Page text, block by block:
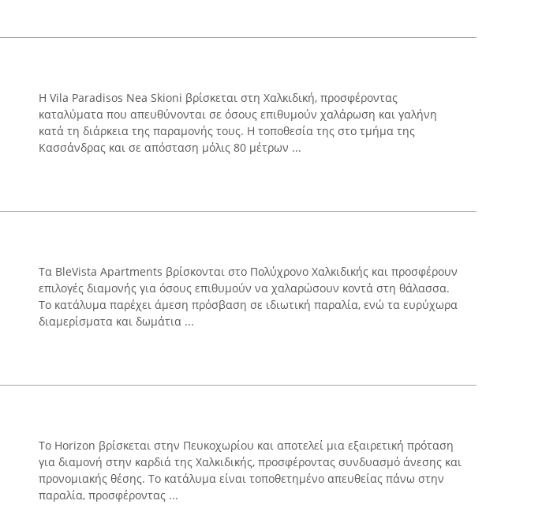
Η Vila Paradisos Nea Skioni βρίσκεται στη Χαλκιδική, προσφέροντας
καταλύματα που απευθύνονται σε όσους επιθυμούν χαλάρωση και γαλήνη
κατά τη διάρκεια της παραμονής τους. Η τοποθεσία της στο τμήμα της
Κασσάνδρας και σε απόσταση μόλις 80 μέτρων ...
Τα BleVista Apartments βρίσκονται στο Πολύχρονο Χαλκιδικής και προσφέρουν
επιλογές διαμονής για όσους επιθυμούν να χαλαρώσουν κοντά στη θάλασσα.
Το κατάλυμα παρέχει άμεση πρόσβαση σε ιδιωτική παραλία, ενώ τα ευρύχωρα
διαμερίσματα και δωμάτια ...
Το Horizon βρίσκεται στην Πευκοχωρίου και αποτελεί μια εξαιρετική πρόταση
για διαμονή στην καρδιά της Χαλκιδικής, προσφέροντας συνδυασμό άνεσης και
προνομιακής θέσης. Το κατάλυμα είναι τοποθετημένο απευθείας πάνω στην
παραλία, προσφέροντας ...